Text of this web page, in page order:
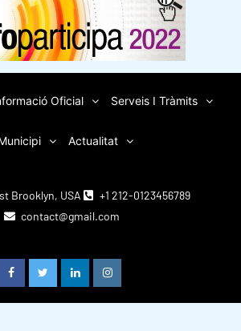
Oficial Serveis I Tràmits
Actualitat
Brooklyn, USA
+1 212-0123456789
contact@gmail.com